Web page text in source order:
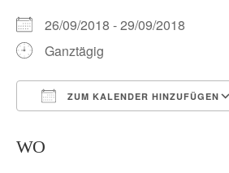
26/09/2018 - 29/09/2018
Ganztägig
ZUM KALENDER HINZUFÜGEN
WO